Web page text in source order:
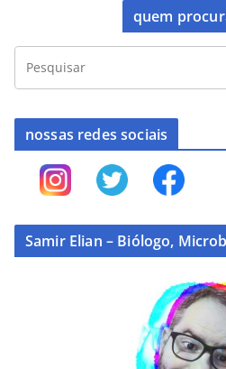
quem
nossas redes sociais
Samir Elian – Biólogo,